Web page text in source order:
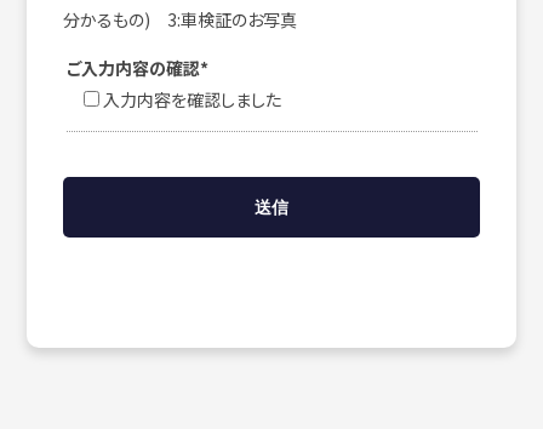
分かるもの) 3:車検証のお写真
ご入力内容の確認*
入力内容を確認しました